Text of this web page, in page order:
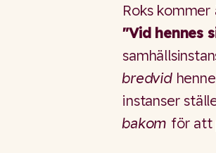
Roks
"Vid hennes
bredvid
instanser
bakom för att